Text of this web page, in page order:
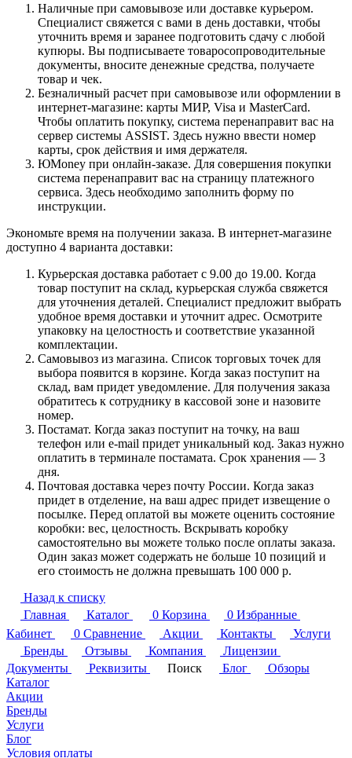
Наличные при самовывозе или доставке курьером.
Специалист свяжется с вами в день доставки, чтобы
уточнить время и заранее подготовить сдачу с любой
купюры. Вы подписываете товаросопроводительные
документы, вносите денежные средства, получаете
товар и чек.
Безналичный расчет при самовывозе или оформлении в
интернет-магазине: карты МИР, Visa и MasterCard.
Чтобы оплатить покупку, система перенаправит вас на
сервер системы ASSIST. Здесь нужно ввести номер
карты, срок действия и имя держателя.
ЮMoney при онлайн-заказе. Для совершения покупки
система перенаправит вас на страницу платежного
сервиса. Здесь необходимо заполнить форму по
инструкции.
Экономьте время на получении заказа. В интернет-магазине
доступно 4 варианта доставки:
Курьерская доставка работает с 9.00 до 19.00. Когда
товар поступит на склад, курьерская служба свяжется
для уточнения деталей. Специалист предложит выбрать
удобное время доставки и уточнит адрес. Осмотрите
упаковку на целостность и соответствие указанной
комплектации.
Самовывоз из магазина. Список торговых точек для
выбора появится в корзине. Когда заказ поступит на
склад, вам придет уведомление. Для получения заказа
обратитесь к сотруднику в кассовой зоне и назовите
номер.
Постамат. Когда заказ поступит на точку, на ваш
телефон или e-mail придет уникальный код. Заказ нужно
оплатить в терминале постамата. Срок хранения — 3
дня.
Почтовая доставка через почту России. Когда заказ
придет в отделение, на ваш адрес придет извещение о
посылке. Перед оплатой вы можете оценить состояние
коробки: вес, целостность. Вскрывать коробку
самостоятельно вы можете только после оплаты заказа.
Один заказ может содержать не больше 10 позиций и
его стоимость не должна превышать 100 000 р.
Назад к списку
Главная
Каталог 0 Корзина 0 Избранные
Кабинет
0 Сравнение Акции Контакты
Услуги
Бренды
Отзывы Компания
Лицензии
Документы
Реквизиты Поиск Блог
Обзоры
Каталог
Акции
Бренды
Услуги
Блог
Условия оплаты